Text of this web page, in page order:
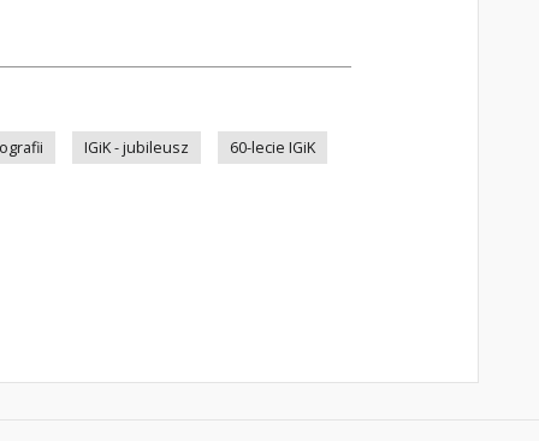
IGiK - jubileusz 60-lecie IGiK